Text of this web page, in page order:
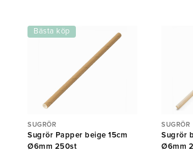
Bästa köp
SUGRÖR
Sugrör Papper beige 15cm
Ø6mm 250st
SUGRÖR
Sugrör
Ø6mm